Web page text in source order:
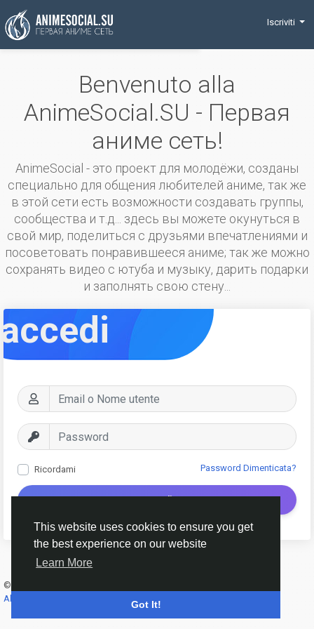
This website uses cookies to ensure you get
the best experience on our website
Learn More
Got It!
Funding
Iscriviti
Benvenuto alla
AnimeSocial.SU - Первая
аниме сеть!
AnimeSocial - это проект для молодёжи, созданы
специально для общения любителей аниме, так же
в этой сети есть возможности создавать группы,
сообщества и т.д... здесь вы можете окунуться в
свой мир, поделиться с друзьями впечатлениями и
посоветовать понравившееся аниме; так же можно
сохранять видео с ютуба и музыку, дарить подарки
и заполнять свою стену...
accedi
Ricordami Password Dimenticata?
© 2026 AnimeSocial.SU - Первая аниме сеть!
About
Privacy